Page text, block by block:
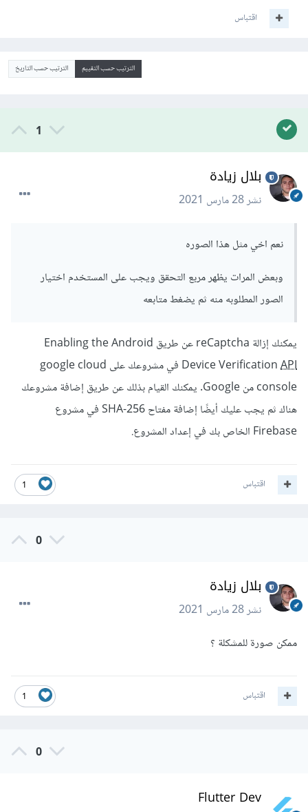
اقتباس
الترتيب حسب التقييم الترتيب حسب التاريخ
1
بلال زيادة
نشر28 مارس 2021
نعم اخي مثل هذا الصوره
وبعض المرات يظهر مربع التحقق ويجب على المستخدم اختيار
الصور المطلوبه منه ثم يضغط متابعه
يمكنك إزالة reCaptcha عن طريق Enabling the Android
Device VerificationAPI
في مشروعك على google cloud
console من Google. يمكنك القيام بذلك عن طريق إضافة مشروعك
هناك ثم يجب عليك أيضًا إضافة مفتاح SHA-256 في مشروع
Firebase الخاص بك في إعداد المشروع.
1 اقتباس
0
بلال زيادة
نشر28 مارس 2021
ممكن صورة للمشكلة ؟
1 اقتباس
0
Flutter Dev